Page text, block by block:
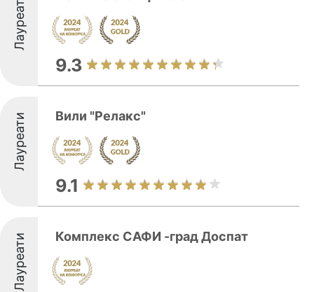
Лауреати
9.3
Лауреати Вили "Релакс"
9.1
Лауреати Комплекс САФИ -град Доспат